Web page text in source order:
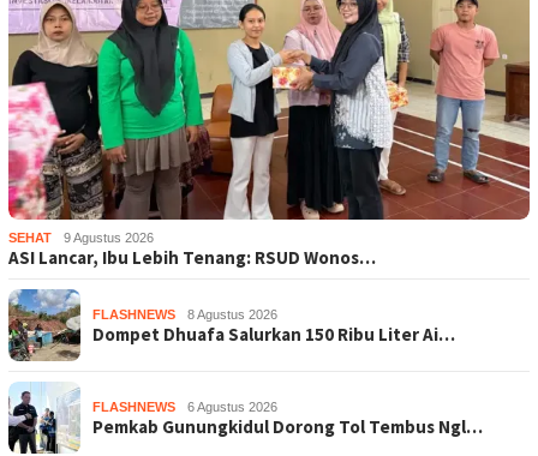
SEHAT 9 Agustus 2026
ASI Lancar, Ibu Lebih Tenang: RSUD Wonos…
FLASHNEWS 8 Agustus 2026
Dompet Dhuafa Salurkan 150 Ribu Liter Ai…
FLASHNEWS 6 Agustus 2026
Pemkab Gunungkidul Dorong Tol Tembus Ngl…